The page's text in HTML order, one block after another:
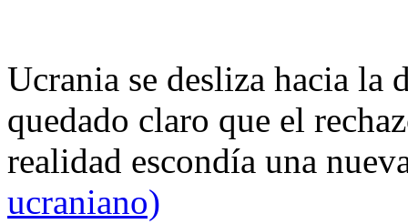
Ucrania se desliza hacia
quedado claro que el
realidad escondía una
ucraniano)